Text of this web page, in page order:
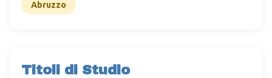
Abruzzo
Titoli di Studio